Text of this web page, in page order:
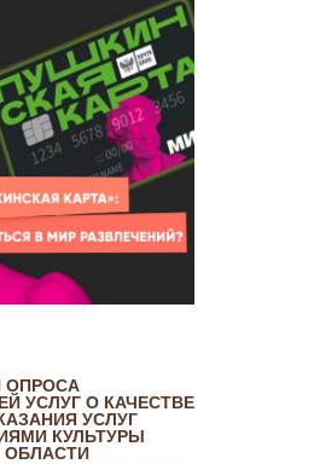
ОПРОСА
УСЛУГ О КАЧЕСТВЕ
УСЛУГ
КУЛЬТУРЫ
ОБЛАСТИ